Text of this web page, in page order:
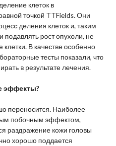
клеток в
точкой TTFields. Они
деления клеток и, таким
подавлять рост опухоли, не
В качестве особенно
тесты показали, что
в результате лечения.
эффекты?
переносится. Наиболее
побочным эффектом,
раздражение кожи головы
хорошо поддается